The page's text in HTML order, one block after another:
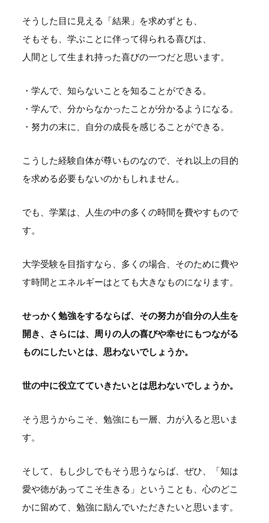
そうした目に見える「結果」を求めずとも、
そもそも、学ぶことに伴って得られる喜びは、
人間として生まれ持った喜びの一つだと思います。
・学んで、知らないことを知ることができる。
・学んで、分からなかったことが分かるようになる。
・努力の末に、自分の成長を感じることができる。
こうした経験自体が尊いものなので、それ以上の目的
を求める必要もないのかもしれません。
でも、学業は、人生の中の多くの時間を費やすもので
す。
大学受験を目指すなら、多くの場合、そのために費や
す時間とエネルギーはとても大きなものになります。
せっかく勉強をするならば、その努力が自分の人生を
開き、さらには、周りの人の喜びや幸せにもつながる
ものにしたいとは、思わないでしょうか。
世の中に役立てていきたいとは思わないでしょうか。
そう思うからこそ、勉強にも一層、力が入ると思いま
す。
そして、もし少しでもそう思うならば、ぜひ、「知は
愛や徳があってこそ生きる」ということも、心のどこ
かに留めて、勉強に励んでいただきたいと思います。